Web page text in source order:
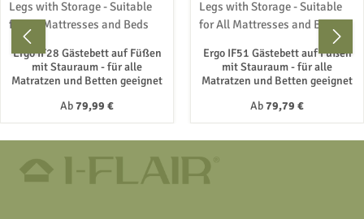
Ergo IF28 Gästebett auf Füßen
mit Stauraum - für alle
Matratzen und Betten geeignet
Regulärer Preis:
Ab79,99 €
Ergo IF51 Gästebett auf Füßen
mit Stauraum - für alle
Matratzen und Betten geeignet
Regulärer Preis:
Ab79,79 €